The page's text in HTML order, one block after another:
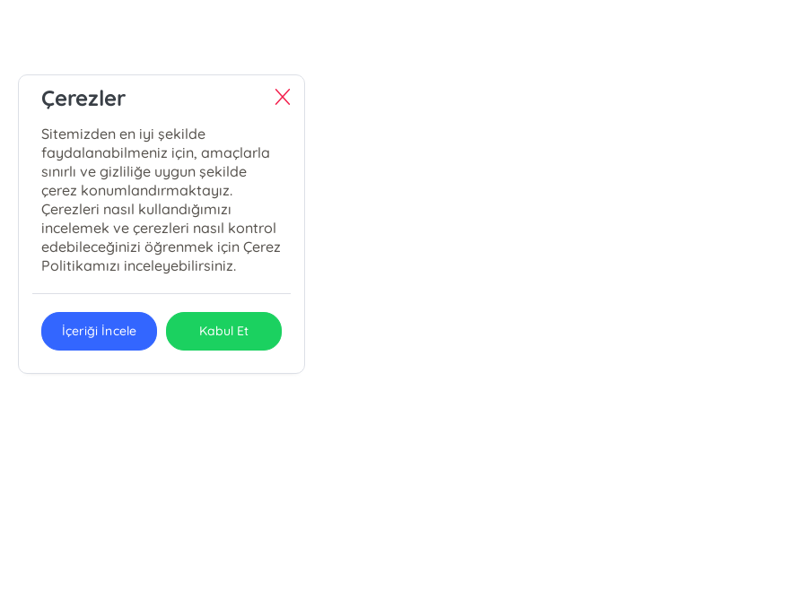
Çerezler
Sitemizden en iyi şekilde
faydalanabilmeniz için, amaçlarla
sınırlı ve gizliliğe uygun şekilde
çerez konumlandırmaktayız.
Çerezleri nasıl kullandığımızı
incelemek ve çerezleri nasıl kontrol
edebileceğinizi öğrenmek için Çerez
Politikamızı inceleyebilirsiniz.
İçeriği İncele Kabul Et